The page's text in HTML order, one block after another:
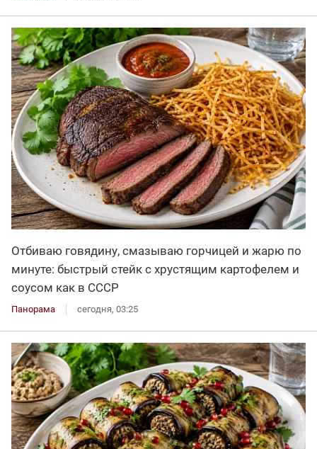
Отбиваю говядину, смазываю горчицей и жарю по
минуте: быстрый стейк с хрустящим картофелем и
соусом как в СССР
Панорама сегодня, 03:25